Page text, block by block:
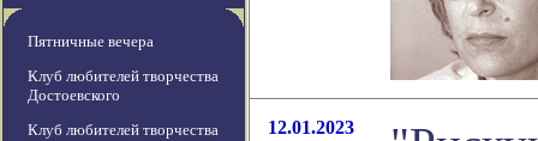
Пятничные вечера
Клуб любителей творчества
Достоевского
Клуб любителей творчества
12.01.2023